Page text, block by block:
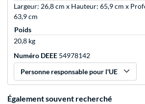
Largeur: 26,8 cm x Hauteur: 65,9 cm x
63,9 cm
Poids
20,8 kg
Numéro DEEE 54978142
Personne responsable pour l'UE
Également souvent recherché